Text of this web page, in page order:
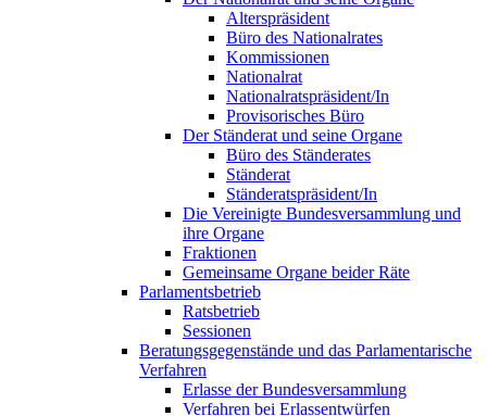
Alterspräsident
Büro des Nationalrates
Kommissionen
Nationalrat
Nationalratspräsident/In
Provisorisches Büro
Der Ständerat und seine Organe
Büro des Ständerates
Ständerat
Ständeratspräsident/In
Die Vereinigte Bundesversammlung und
ihre Organe
Fraktionen
Gemeinsame Organe beider Räte
Parlamentsbetrieb
Ratsbetrieb
Sessionen
Beratungsgegenstände und das Parlamentarische
Verfahren
Erlasse der Bundesversammlung
Verfahren bei Erlassentwürfen